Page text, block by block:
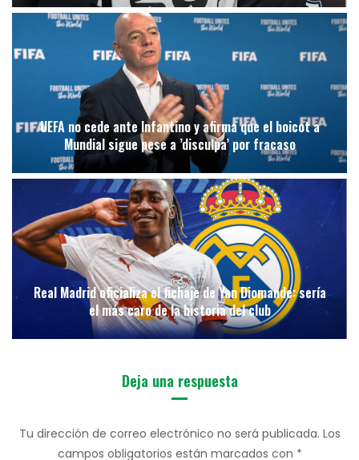
UEFA no cede ante Infantino y afirma que el boicot a
Mundial sigue pese a ’disculpa’ por fracaso
Real Madrid oficializa el fichaje de Yan Diomande: sería
el más caro de la historia del club
Deja una respuesta
Tu dirección de correo electrónico no será publicada. Los
campos obligatorios están marcados con *